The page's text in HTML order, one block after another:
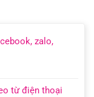
zalo,
từ điện thoại